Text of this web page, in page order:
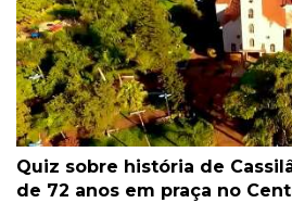
Quiz sobre história de
de 72 anos em praça no